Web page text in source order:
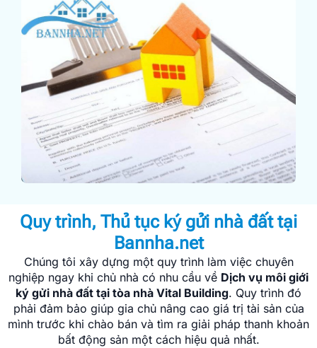
Quy trình, Thủ tục ký gửi nhà đất tại
Bannha.net
Chúng tôi xây dựng một quy trình làm việc chuyên
nghiệp ngay khi chủ nhà có nhu cầu về Dịch vụ môi giới
ký gửi nhà đất tại tòa nhà Vital Building. Quy trình đó
phải đảm bảo giúp gia chủ nâng cao giá trị tài sản của
mình trước khi chào bán và tìm ra giải pháp thanh khoản
bất động sản một cách hiệu quả nhất.